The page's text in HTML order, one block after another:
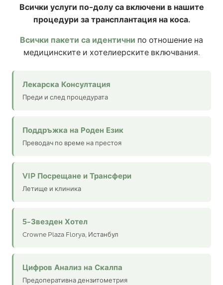
Всички услуги по-долу са включени в нашите
процедури за трансплантация на коса.
Всички пакети са идентични по отношение на
медицинските и хотелиерските включвания.
Лекарска Консултация
Преди и след процедурата
Поддръжка на Роден Език
Преводач по време на престоя
VIP Посрещане и Трансфери
Летище и клиника
5-Звезден Хотел
Crowne Plaza Florya, Истанбул
Цифров Анализ на Скалпа
Предоперативна дензитометрия